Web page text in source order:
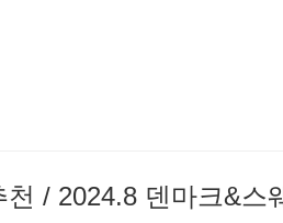
/ 2024.8 덴마크&스